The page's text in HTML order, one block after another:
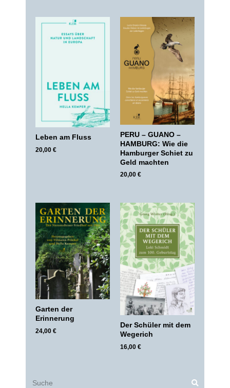
Leben am Fluss
20,00 €
PERU – GUANO –
HAMBURG: Wie die
Hamburger Schiet zu
Geld machten
20,00 €
Garten der
Erinnerung
24,00 €
Der Schüler mit dem
Wegerich
16,00 €